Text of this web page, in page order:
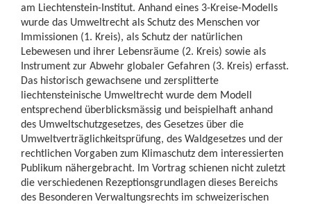
am Liechtenstein-Institut. Anhand eines 3-Kreise-Modells
wurde das Umweltrecht als Schutz des Menschen vor
Immissionen (1. Kreis), als Schutz der natürlichen
Lebewesen und ihrer Lebensräume (2. Kreis) sowie als
Instrument zur Abwehr globaler Gefahren (3. Kreis) erfasst.
Das historisch gewachsene und zersplitterte
liechtensteinische Umweltrecht wurde dem Modell
entsprechend überblicksmässig und beispielhaft anhand
des Umweltschutzgesetzes, des Gesetzes über die
Umweltverträglichkeitsprüfung, des Waldgesetzes und der
rechtlichen Vorgaben zum Klimaschutz dem interessierten
Publikum nähergebracht. Im Vortrag schienen nicht zuletzt
die verschiedenen Rezeptionsgrundlagen dieses Bereichs
des Besonderen Verwaltungsrechts im schweizerischen